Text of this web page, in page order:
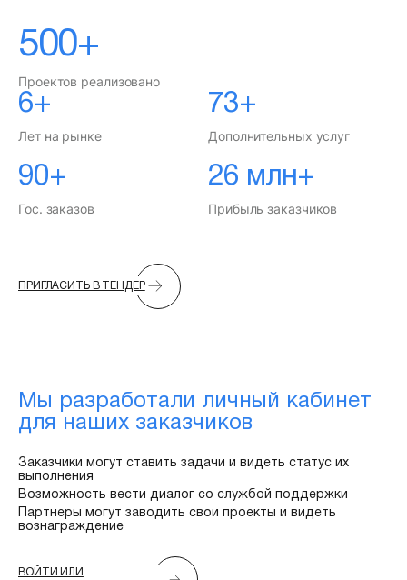
500+
Проектов реализовано
6+
Лет на рынке
73+
Дополнительных услуг
90+
Гос. заказов
26 млн+
Прибыль заказчиков
ПРИГЛАСИТЬ В ТЕНДЕР
Мы разработали личный кабинет
для наших заказчиков
Заказчики могут ставить задачи и видеть статус их
выполнения
Возможность вести диалог со службой поддержки
Партнеры могут заводить свои проекты и видеть
вознаграждение
ВОЙТИ ИЛИ